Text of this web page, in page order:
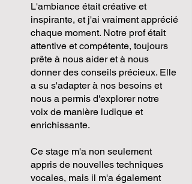
L'ambiance était créative et
inspirante, et j'ai vraiment apprécié
chaque moment. Notre prof était
attentive et compétente, toujours
prête à nous aider et à nous
donner des conseils précieux. Elle
a su s'adapter à nos besoins et
nous a permis d'explorer notre
voix de manière ludique et
enrichissante.
Ce stage m'a non seulement
appris de nouvelles techniques
vocales, mais il m'a également